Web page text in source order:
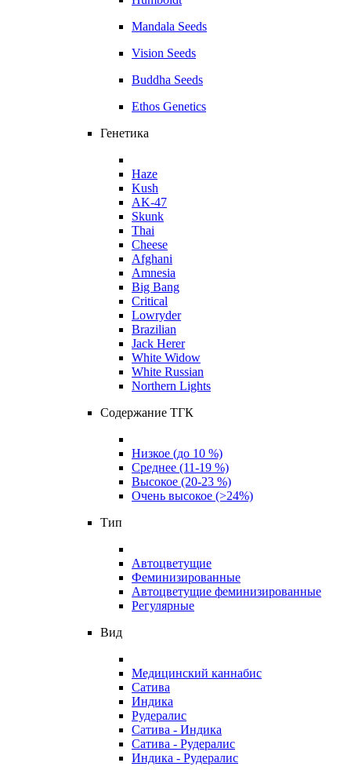
Mandala Seeds
Vision Seeds
Buddha Seeds
Ethos Genetics
Генетика
Haze
Kush
AK-47
Skunk
Thai
Cheese
Afghani
Amnesia
Big Bang
Critical
Lowryder
Brazilian
Jack Herer
White Widow
White Russian
Northern Lights
Содержание ТГК
Низкое (до 10 %)
Среднее (11-19 %)
Высокое (20-23 %)
Очень высокое (>24%)
Тип
Автоцветущие
Феминизированные
Автоцветущие феминизированные
Регулярные
Вид
Медицинский каннабис
Сатива
Индика
Рудералис
Сатива - Индика
Сатива - Рудералис
Индика - Рудералис